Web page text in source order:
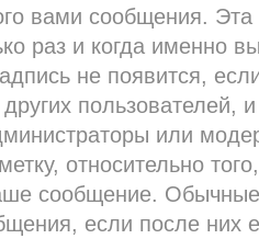
вами сообщения. Эта
раз и когда именно
не появится,
пользователей,
или
относительно
сообщение. Обычные
если после них